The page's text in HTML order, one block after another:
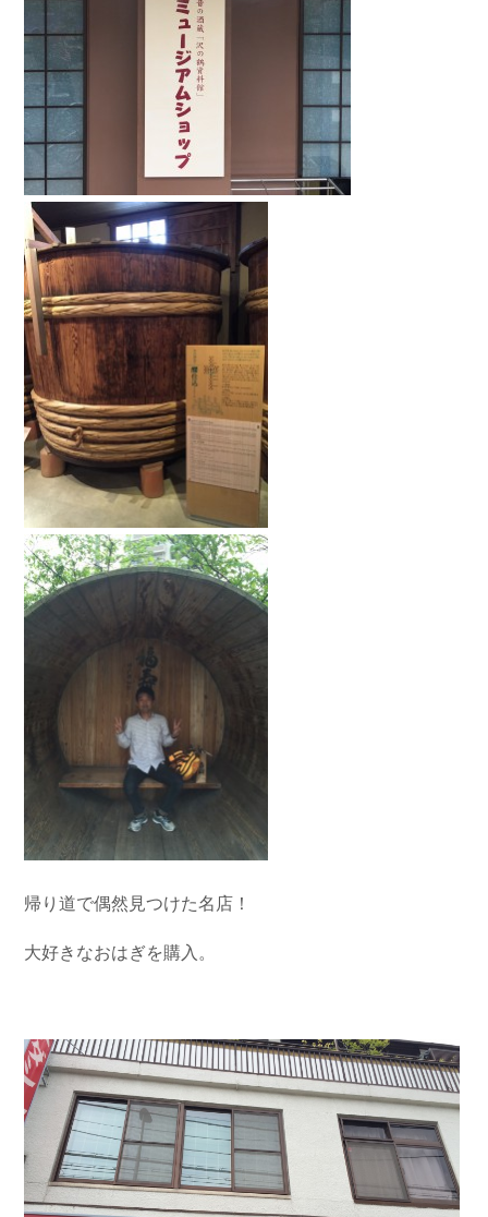
帰り道で偶然見つけた名店！
大好きなおはぎを購入。